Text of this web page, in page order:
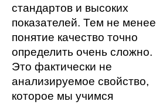
стандартов и высоких
показателей. Тем не менее
понятие качество точно
определить очень сложно.
Это фактически не
анализируемое свойство,
которое мы учимся